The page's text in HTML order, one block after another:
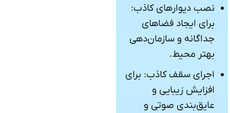
نصب دیوارهای کاذب:
برای ایجاد فضاهای
جداگانه و سازمان‌دهی
بهتر محیط.
اجرای سقف کاذب: برای
افزایش زیبایی و
عایق‌بندی صوتی و